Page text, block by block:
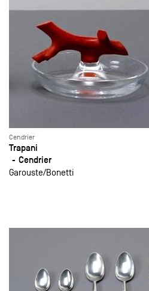
Cendrier
Trapani
Cendrier
Garouste Bonetti